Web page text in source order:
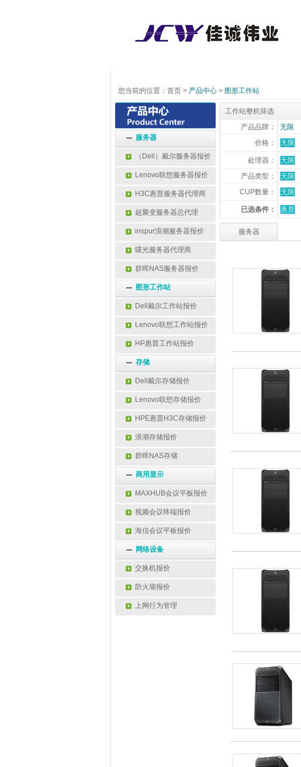
您当前的位置： 首页 > 产品中心 > 图形工作站
服务器
（Dell）戴尔服务器报价
Lenovo联想服务器报价
H3C惠普服务器代理商
超聚变服务器总代理
inspur浪潮服务器报价
曙光服务器代理商
群晖NAS服务器报价
图形工作站
Dell戴尔工作站报价
Lenovo联想工作站报价
HP惠普工作站报价
存储
Dell戴尔存储报价
Lenovo联想存储报价
HPE惠普H3C存储报价
浪潮存储报价
群晖NAS存储
商用显示
MAXHUB会议平板报价
视频会议终端报价
海信会议平板报价
网络设备
交换机报价
防火墙报价
上网行为管理
工作站整机筛选
产品品牌：
无限
价格：
无限
处理器： 无限
产品类型：
无限
CUP数量：
无限
已选条件： 惠普
服务器